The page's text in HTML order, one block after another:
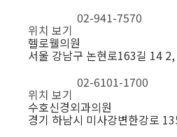
02-941-7570
위치 보기
헬로웰의원
서울 강남구 논현로163길 14
02-6101-1700
위치 보기
수호신경외과의원
경기 하남시 미사강변한강로